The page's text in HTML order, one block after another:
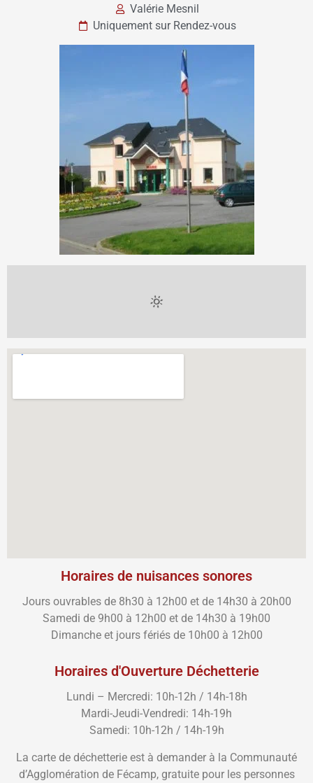
Valérie Mesnil
Uniquement sur Rendez-vous
Horaires de nuisances sonores
Jours ouvrables de 8h30 à 12h00 et de 14h30 à 20h00
Samedi de 9h00 à 12h00 et de 14h30 à 19h00
Dimanche et jours fériés de 10h00 à 12h00
Horaires d'Ouverture Déchetterie
Lundi – Mercredi: 10h-12h / 14h-18h
Mardi-Jeudi-Vendredi: 14h-19h
Samedi: 10h-12h / 14h-19h
La carte de déchetterie est à demander à la Communauté
d’Agglomération de Fécamp, gratuite pour les personnes